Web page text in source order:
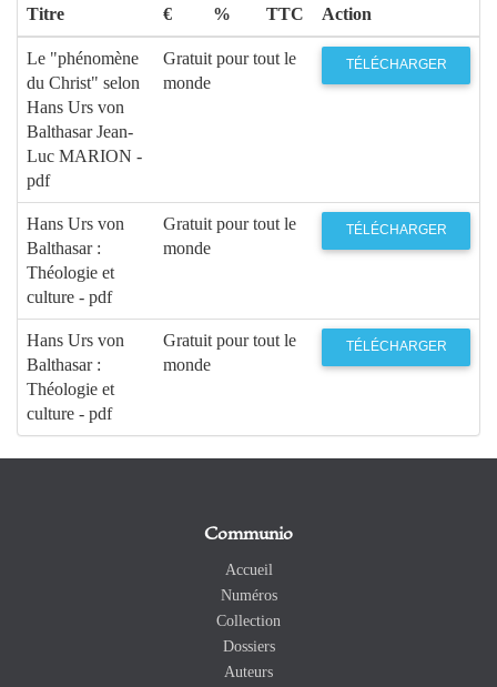
Titre
€
%
TTC
Action
Le "phénomène
du Christ" selon
Hans Urs von
Balthasar Jean-
Luc MARION -
pdf
Gratuit pour tout le
monde
TÉLÉCHARGER
Hans Urs von
Balthasar :
Théologie et
culture - pdf
Gratuit pour tout le
monde
TÉLÉCHARGER
Hans Urs von
Balthasar :
Théologie et
culture - pdf
Gratuit pour tout le
monde
TÉLÉCHARGER
Communio
Accueil
Numéros
Collection
Dossiers
Auteurs